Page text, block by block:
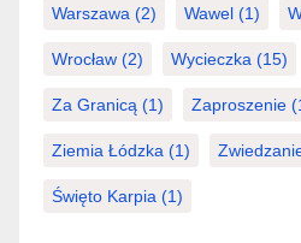
Warszawa (2) Wawel (1)
Wrocław (2) Wycieczka (15)
Za Granicą (1) Zaproszenie
Ziemia Łódzka (1)
Święto Karpia (1)